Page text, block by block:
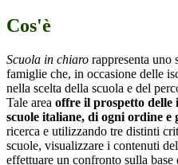
Cos'è
Scuola in chiaro rappresenta uno
famiglie che, in occasione delle
nella scelta della scuola e del
Tale area offre il prospetto delle
scuole italiane, di ogni ordine e
ricerca e utilizzando tre distinti
scuole, visualizzare i contenuti
effettuare un confronto sulla